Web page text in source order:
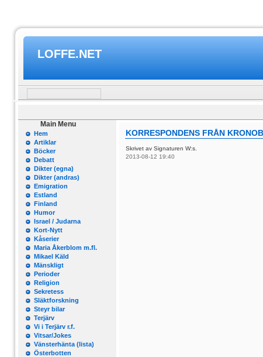
LOFFE.NET
Main Menu
Hem
Artiklar
Böcker
Debatt
Dikter (egna)
Dikter (andras)
Emigration
Estland
Finland
Humor
Israel / Judarna
Kort-Nytt
Kåserier
Maria Åkerblom m.fl.
Mikael Käld
Mänskligt
Perioder
Religion
Sekretess
Släktforskning
Steyr bilar
Terjärv
Vi i Terjärv r.f.
Vitsar/Jokes
Vänsterhänta (lista)
Österbotten
KORRESPONDENS FRÅN
Skrivet av Signaturen W:s.
2013-08-12 19:40